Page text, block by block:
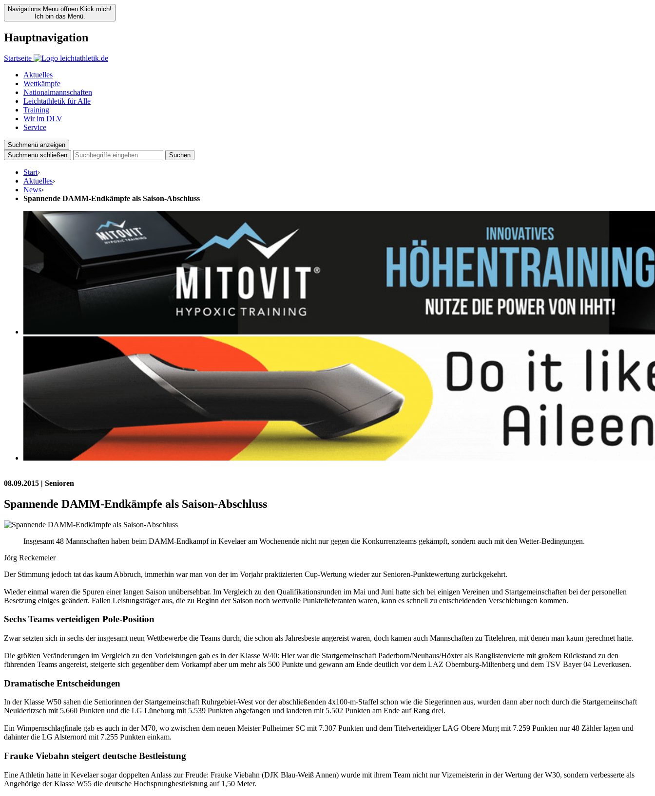
Navigations Menu öffnen Klick mich!
Ich bin das Menü.
Hauptnavigation
Startseite
Aktuelles
Wettkämpfe
Nationalmannschaften
Leichtathletik für Alle
Training
Wir im DLV
Service
Suchmenü anzeigen
Suchmenü schließen
Suchen
Start›
Aktuelles›
News›
Spannende DAMM-Endkämpfe als Saison-Abschluss
08.09.2015 | Senioren
Spannende DAMM-Endkämpfe als Saison-Abschluss
Insgesamt 48 Mannschaften haben beim DAMM-Endkampf in Kevelaer am Wochenende nicht nur gegen die Konkurrenzteams gekämpft, sondern auch mit den Wetter-Bedingungen.
Jörg Reckemeier
Der Stimmung jedoch tat das kaum Abbruch, immerhin war man von der im Vorjahr praktizierten Cup-Wertung wieder zur Senioren-Punktewertung zurückgekehrt.
Wieder einmal waren die Spuren einer langen Saison unübersehbar. Im Vergleich zu den Qualifikationsrunden im Mai und Juni hatte sich bei einigen Vereinen und Startgemeinschaften bei der personellen
Besetzung einiges geändert. Fallen Leistungsträger aus, die zu Beginn der Saison noch wertvolle Punktelieferanten waren, kann es schnell zu entscheidenden Verschiebungen kommen.
Sechs Teams verteidigen Pole-Position
Zwar setzten sich in sechs der insgesamt neun Wettbewerbe die Teams durch, die schon als Jahresbeste angereist waren, doch kamen auch Mannschaften zu Titelehren, mit denen man kaum gerechnet hatte.
Die größten Veränderungen im Vergleich zu den Vorleistungen gab es in der Klasse W40: Hier war die Startgemeinschaft Paderborn/Neuhaus/Höxter als Ranglistenvierte mit großem Rückstand zu den
führenden Teams angereist, steigerte sich gegenüber dem Vorkampf aber um mehr als 500 Punkte und gewann am Ende deutlich vor dem LAZ Obernburg-Miltenberg und dem TSV Bayer 04 Leverkusen.
Dramatische Entscheidungen
In der Klasse W50 sahen die Seniorinnen der Startgemeinschaft Ruhrgebiet-West vor der abschließenden 4x100-m-Staffel schon wie die Siegerinnen aus, wurden dann aber noch durch die Startgemeinschaft
Neukieritzsch mit 5.660 Punkten und die LG Lüneburg mit 5.539 Punkten abgefangen und landeten mit 5.502 Punkten am Ende auf Rang drei.
Ein Wimpernschlagfinale gab es auch in der M70, wo zwischen dem neuen Meister Pulheimer SC mit 7.307 Punkten und dem Titelverteidiger LAG Obere Murg mit 7.259 Punkten nur 48 Zähler lagen und
dahinter die LG Alsternord mit 7.255 Punkten einkam.
Frauke Viebahn steigert deutsche Bestleistung
Eine Athletin hatte in Kevelaer sogar doppelten Anlass zur Freude: Frauke Viebahn (DJK Blau-Weiß Annen) wurde mit ihrem Team nicht nur Vizemeisterin in der Wertung der W30, sondern verbesserte als
Angehörige der Klasse W55 die deutsche Hochsprungbestleistung auf 1,50 Meter.